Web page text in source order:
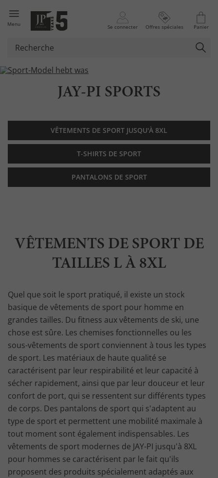
Menu Se connecter Offres spéciales Panier
JAY-PI SPORTS
VÊTEMENTS DE SPORT JUSQU'À 8XL
T-SHIRTS DE SPORT
PANTALONS DE SPORT
VÊTEMENTS DE SPORT DE
TAILLES L À 8XL
Quel que soit le sport pratiqué, il existe un stock
basique de vêtements de sport pour homme en
grandes tailles. Du fitness aux vêtements de ski, une
chose est sûre. Les chemises fonctionnelles ou les
sous-vêtements de sport conviennent à tous les types
de sport. Les matériaux de haute qualité se
caractérisent par leur respirabilité et leur capacité à
sécher rapidement, ainsi que par leur douceur et leur
confort de port, qui se ressentent sur différents types
de corps. Des pantalons de sport qui s'adaptent au
type de sport et permettent une mobilité maximale à
tout moment sont également indispensables. Les
vêtements de sport modernes de JAY-PI jusqu'à 8XL
pour hommes se caractérisent par le fait qu'ils
proposent des produits spécialement adaptés aux